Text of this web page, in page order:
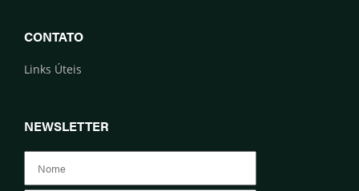
CONTATO
Links Úteis
NEWSLETTER